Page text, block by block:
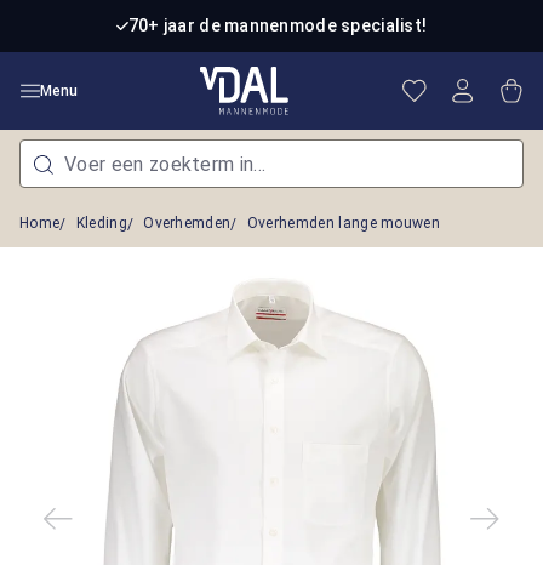
Ga naar de hoofdinhoud70+ jaar de mannenmode specialist!
Menu Je hebt 0
Home Kleding Overhemden Overhemden lange mouwen